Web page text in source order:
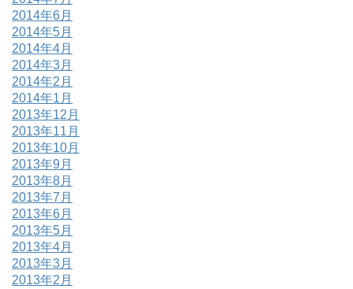
2014年6月
2014年5月
2014年4月
2014年3月
2014年2月
2014年1月
2013年12月
2013年11月
2013年10月
2013年9月
2013年8月
2013年7月
2013年6月
2013年5月
2013年4月
2013年3月
2013年2月